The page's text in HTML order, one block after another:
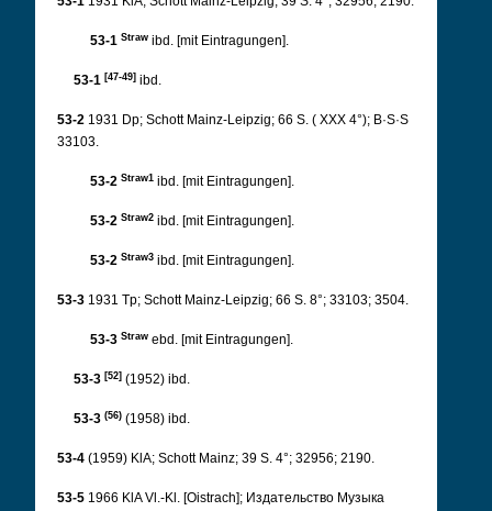
53-1 Straw ibd. [mit Eintragungen].
53-1 [47-49] ibd.
53-2 1931 Dp; Schott Mainz-Leipzig; 66 S. ( XXX 4°); B·S·S
33103.
53-2 Straw1 ibd. [mit Eintragungen].
53-2 Straw2 ibd. [mit Eintragungen].
53-2 Straw3 ibd. [mit Eintragungen].
53-3 1931 Tp; Schott Mainz-Leipzig; 66 S. 8°; 33103; 3504.
53-3 Straw ebd. [mit Eintragungen].
53-3 [52] (1952) ibd.
53-3 (56) (1958) ibd.
53-4 (1959) KlA; Schott Mainz; 39 S. 4°; 32956; 2190.
53-5 1966 KlA Vl.-Kl. [Oistrach]; Издательство Музыка